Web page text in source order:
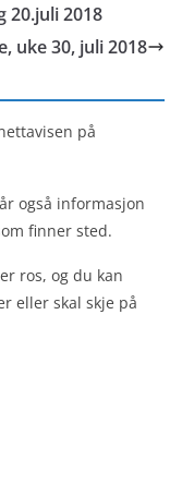
20.juli 2018
uke 30, juli 2018
på
også informasjon
finner sted.
ros, og du kan
eller skal skje på